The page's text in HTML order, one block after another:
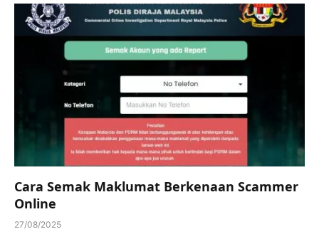
Cara Semak Maklumat Berkenaan Scammer
Online
27/08/2025